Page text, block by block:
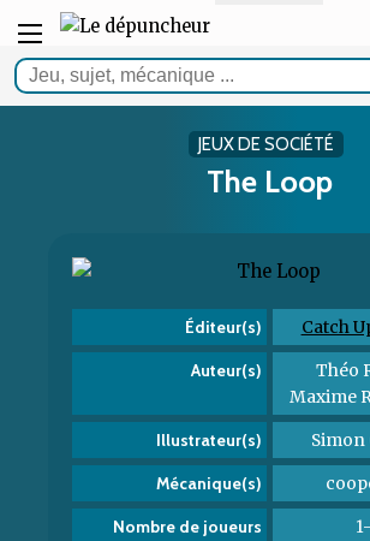
JEUX DE SOCIÉTÉ
The Loop
Éditeur(s) Catch
Auteur(s)
Théo
Maxime
Illustrateur(s) Simon
Mécanique(s)
Nombre de joueurs